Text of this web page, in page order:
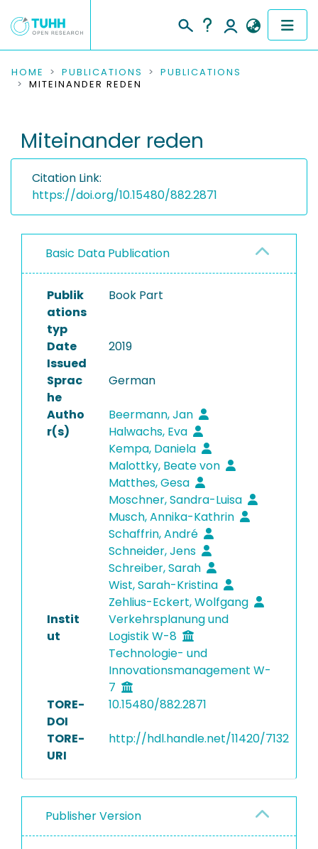
COMMUNITIES & COLLECTIONS
RESEARCH DATA
PEOPLE
INSTITUTIONS
HOME PUBLICATIONS
PUBLICATIONS
MITEINANDER REDEN
Miteinander reden
Citation Link:
https://doi.org/10.15480/882.2871
Basic Data Publication
Publik
ations
typ
Book Part
Date
Issued
2019
Sprac
he
German
Autho
r(s)
Beermann, Jan
Halwachs, Eva
Kempa, Daniela
Malottky, Beate von
Matthes, Gesa
Moschner, Sandra-Luisa
Musch, Annika-Kathrin
Schaffrin, André
Schneider, Jens
Schreiber, Sarah
Wist, Sarah-Kristina
Zehlius-Eckert, Wolfgang
Instit
ut
Verkehrsplanung und
Logistik W-8
Technologie- und
Innovationsmanagement W-
7
TORE-
DOI
10.15480/882.2871
TORE-
URI
http://hdl.handle.net/11420/7132
Publisher Version